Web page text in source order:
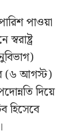
পাওয়া
(৬ আগস্ট)
দিয়ে
হিসেবে